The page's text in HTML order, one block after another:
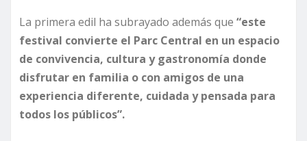
La primera edil ha subrayado además que “este
festival convierte el Parc Central en un espacio
de convivencia, cultura y gastronomía donde
disfrutar en familia o con amigos de una
experiencia diferente, cuidada y pensada para
todos los públicos”.